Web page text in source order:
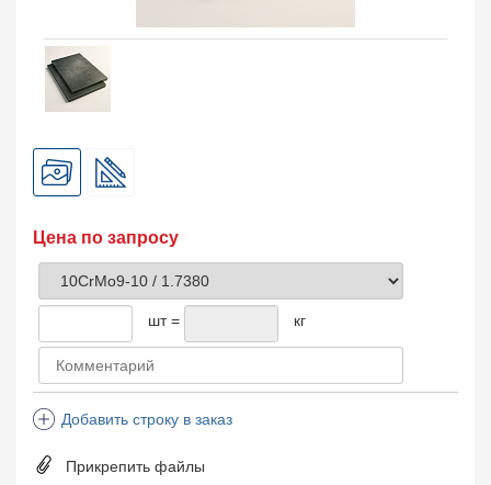
Цена по запросу
шт = кг
Добавить строку в заказ
Прикрепить файлы